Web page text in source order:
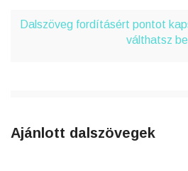
Dalszöveg fordításért pontot
válthatsz
Ajánlott dalszövegek